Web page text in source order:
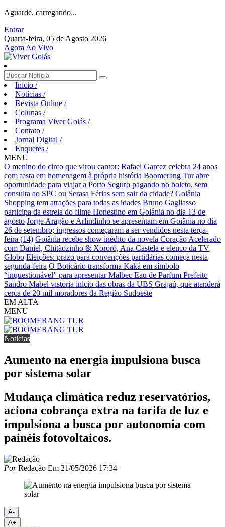
Aguarde, carregando...
Entrar
Quarta-feira, 05 de Agosto 2026
Agora Ao Vivo
Início /
Notícias /
Revista Online /
Colunas /
Programa Viver Goiás /
Contato /
Jornal Digital /
Enquetes /
MENU
O menino do circo que virou cantor: Rafael Garcez celebra 24 anos
com festa em homenagem à própria história Boomerang Tur abre
oportunidade para viajar a Porto Seguro pagando no boleto, sem
consulta ao SPC ou Serasa Férias sem sair da cidade? Goiânia
Shopping tem atrações para todas as idades Bruno Gagliasso
participa da estreia do filme Honestino em Goiânia no dia 13 de
agosto Jorge Aragão e Arlindinho se apresentam em Goiânia no dia
26 de setembro; ingressos começaram a ser vendidos nesta terça-
feira (14) Goiânia recebe show inédito da novela Coração Acelerado
com Daniel, Chitãozinho & Xororó, Ana Castela e elenco da TV
Globo Eleições: prazo para convenções partidárias começa nesta
segunda-feira O Boticário transforma Kaká em símbolo
“inquestionável” para apresentar Malbec Eau de Parfum Prefeito
Sandro Mabel vistoria início das obras da UBS Grajaú, que atenderá
cerca de 20 mil moradores da Região Sudoeste
EM ALTA
MENU
Noticias
Aumento na energia impulsiona busca
por sistema solar
Mudança climática reduz reservatórios,
aciona cobrança extra na tarifa de luz e
impulsiona a busca por autonomia com
painéis fotovoltaicos.
PorRedação Em 21/05/2026 17:34
A-
A+